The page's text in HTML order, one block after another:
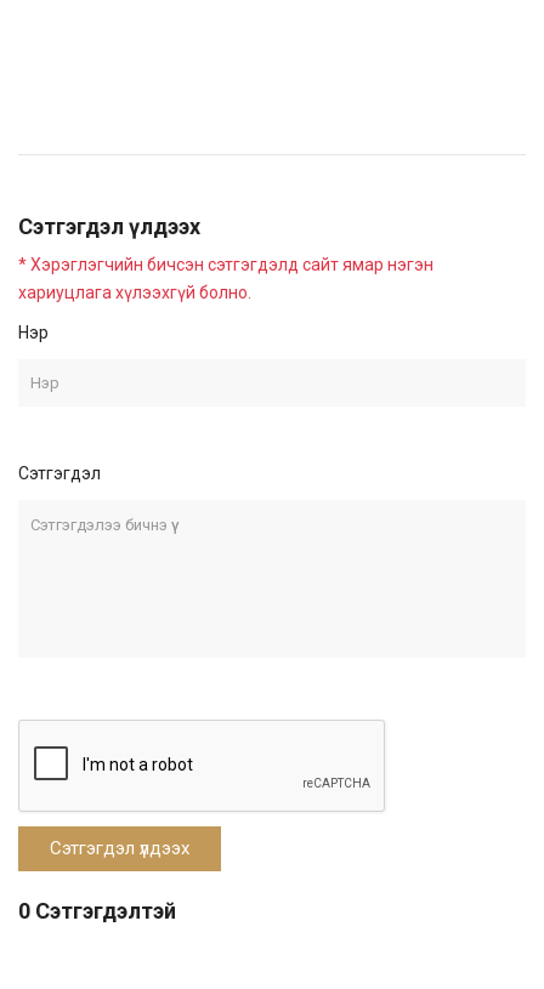
Сэтгэгдэл үлдээх
* Хэрэглэгчийн бичсэн сэтгэгдэлд сайт ямар нэгэн
хариуцлага хүлээхгүй болно.
Нэр
Сэтгэгдэл
0 Сэтгэгдэлтэй